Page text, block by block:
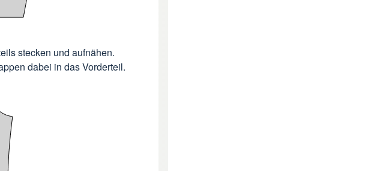
stecken und aufnähen.
dabei in das Vorderteil.